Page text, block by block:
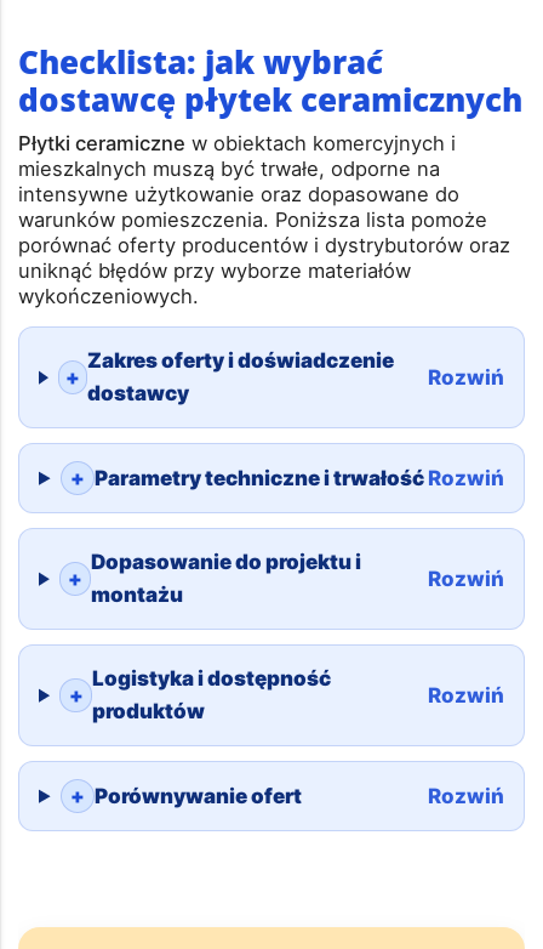
Checklista: jak wybrać
dostawcę płytek ceramicznych
Płytki ceramicznew obiektach komercyjnych i
mieszkalnych muszą być trwałe, odporne na
intensywne użytkowanie oraz dopasowane do
warunków pomieszczenia. Poniższa lista pomoże
porównać oferty producentów i dystrybutorów oraz
uniknąć błędów przy wyborze materiałów
wykończeniowych.
+
dostawcy
Rozwiń
+ Parametry techniczne i trwałość Rozwiń
montażu
+
produktów
Rozwiń